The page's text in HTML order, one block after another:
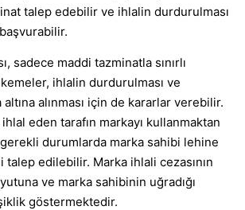
talep edebilir ve ihlalin durdurulması
sadece maddi tazminatla sınırlı
ihlalin durdurulması ve
altına alınması için de kararlar verebilir.
eden tarafın markayı kullanmaktan
durumlarda marka sahibi lehine
edilebilir. Marka ihlali cezasının
ve marka sahibinin uğradığı
göstermektedir.